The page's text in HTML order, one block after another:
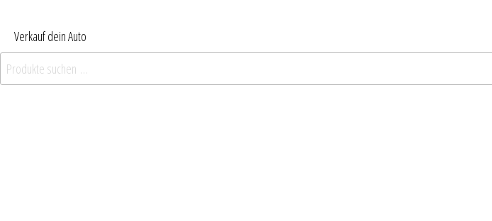
Verkauf dein Auto
Suchen nach: